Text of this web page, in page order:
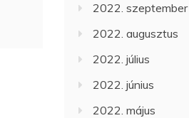
2022. szeptember
2022. augusztus
2022. július
2022. június
2022. május